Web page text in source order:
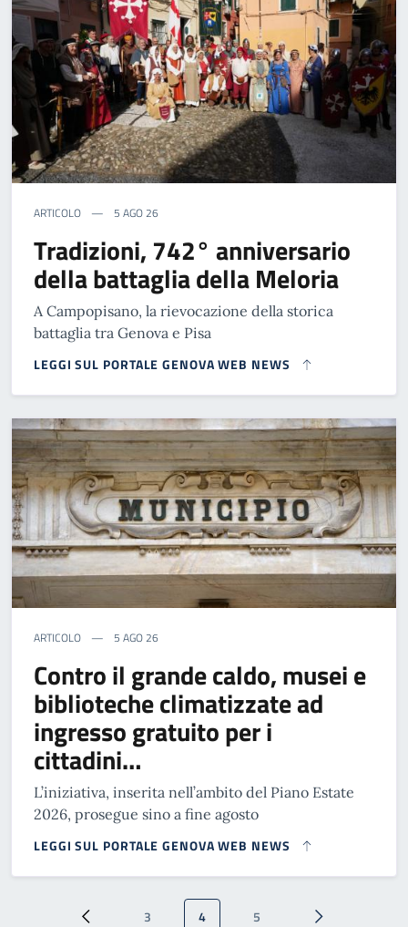
ARTICOLO 5 AGO 26
Tradizioni, 742° anniversario
della battaglia della Meloria
A Campopisano, la rievocazione della storica
battaglia tra Genova e Pisa
LEGGI SUL PORTALE GENOVA WEB NEWS
ARTICOLO 5 AGO 26
Contro il grande caldo, musei e
biblioteche climatizzate ad
ingresso gratuito per i
cittadini…
L’iniziativa, inserita nell’ambito del Piano Estate
2026, prosegue sino a fine agosto
LEGGI SUL PORTALE GENOVA WEB NEWS
Paginazione 3 4 5